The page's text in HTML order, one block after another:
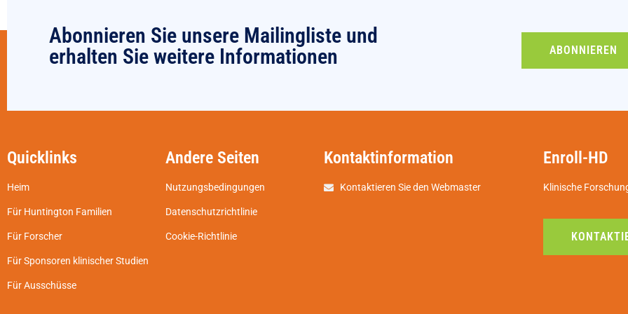
Abonnieren Sie unsere Mailingliste und
erhalten Sie weitere Informationen
ABONNIEREN
Quicklinks
Heim
Für Huntington Familien
Für Forscher
Für Sponsoren klinischer Studien
Für Ausschüsse
Andere Seiten
Nutzungsbedingungen
Datenschutzrichtlinie
Cookie-Richtlinie
Kontaktinformation
Kontaktieren Sie den Webmaster
Enroll-HD
Klinische